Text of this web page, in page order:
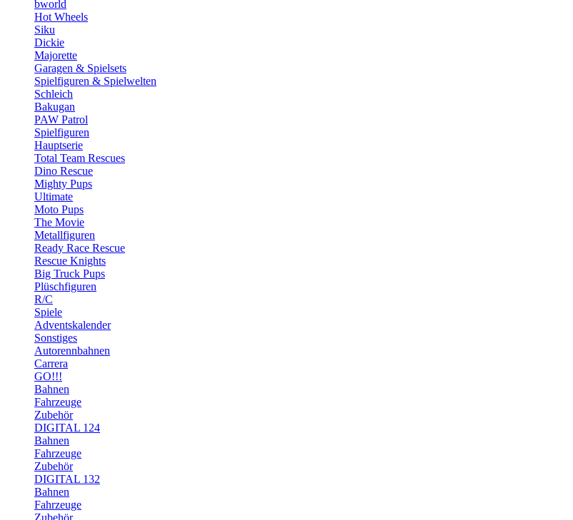
bworld
Hot Wheels
Siku
Dickie
Majorette
Garagen & Spielsets
Spielfiguren & Spielwelten
Schleich
Bakugan
PAW Patrol
Spielfiguren
Hauptserie
Total Team Rescues
Dino Rescue
Mighty Pups
Ultimate
Moto Pups
The Movie
Metallfiguren
Ready Race Rescue
Rescue Knights
Big Truck Pups
Plüschfiguren
R/C
Spiele
Adventskalender
Sonstiges
Autorennbahnen
Carrera
GO!!!
Bahnen
Fahrzeuge
Zubehör
DIGITAL 124
Bahnen
Fahrzeuge
Zubehör
DIGITAL 132
Bahnen
Fahrzeuge
Zubehör